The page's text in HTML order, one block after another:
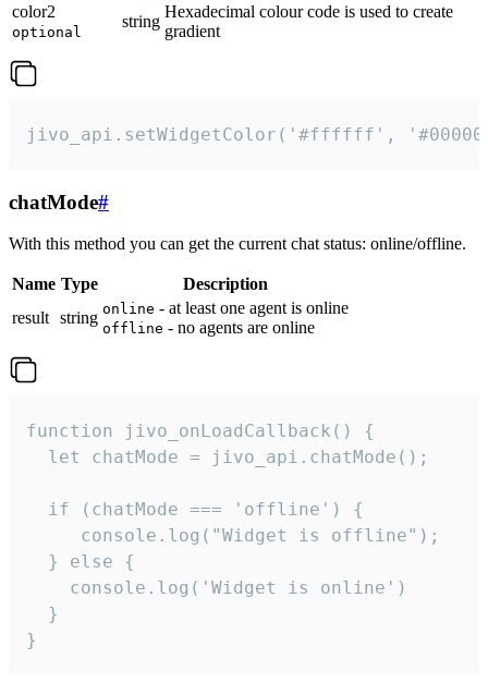
color2
optional
string
Hexadecimal colour code is used to create
gradient
jivo_api.setWidgetColor('#ffffff',
chatMode#
With this method you can get the current chat status: online/offline.
Name Type
Description
result string online - at least one agent is online
offline - no agents are online
function jivo_onLoadCallback() {
  let chatMode = jivo_api.chatMode();
  if (chatMode === 'offline') {
     console.log("Widget is offline");
  } else {
    console.log('Widget is online')
  }
}